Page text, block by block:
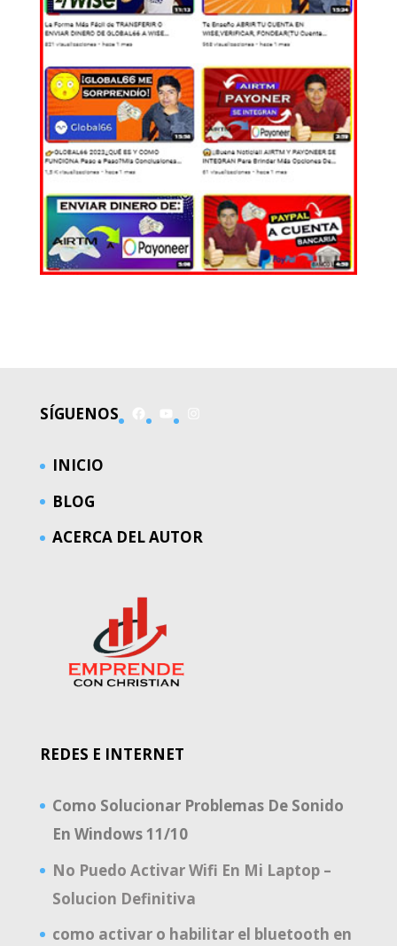
SÍGUENOS
INICIO
BLOG
ACERCA DEL AUTOR
REDES E INTERNET
Como Solucionar Problemas De Sonido
En Windows 11/10
No Puedo Activar Wifi En Mi Laptop –
Solucion Definitiva
como activar o habilitar el bluetooth en